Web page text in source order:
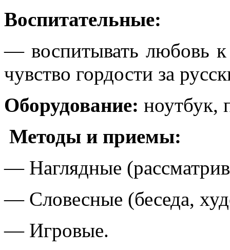
Воспитательные:
— воспитывать любовь к
чувство гордости за
Оборудование: ноутбук,
Методы и приемы:
— Наглядные
— Словесные (беседа,
— Игровые.